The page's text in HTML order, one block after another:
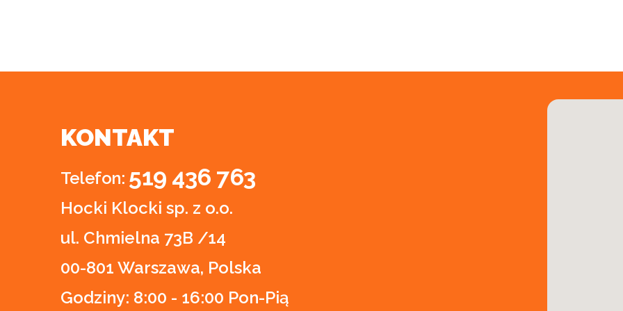
KONTAKT
Telefon: 519 436 763
Hocki Klocki sp. z o.o.
ul. Chmielna 73B /14
00-801 Warszawa, Polska
Godziny: 8:00 - 16:00 Pon-Pią